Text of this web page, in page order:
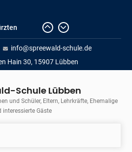
hohen
info@spreewald-schule.de
Hain 30, 15907 Lübben
Schule Lübben
und Schüler, Eltern, Lehrkräfte, Ehemalige
interessierte Gäste